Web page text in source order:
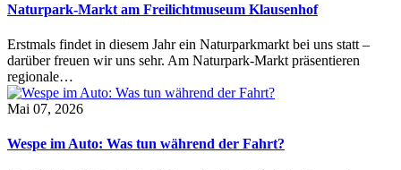
Naturpark-Markt am Freilichtmuseum Klausenhof
Erstmals findet in diesem Jahr ein Naturparkmarkt bei uns statt –
darüber freuen wir uns sehr. Am Naturpark-Markt präsentieren
regionale…
Mai 07, 2026
Wespe im Auto: Was tun während der Fahrt?